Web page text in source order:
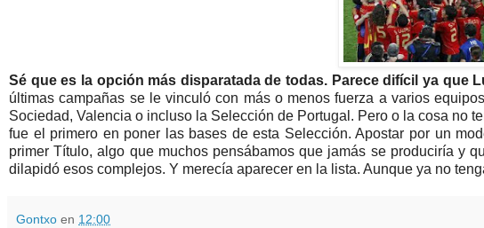
Sé que es la opción más disparatada de todas. Parece difícil ya que
últimas campañas se le vinculó con más o menos fuerza a varios
Sociedad, Valencia o incluso la Selección de Portugal. Pero o la cosa no
fue el primero en poner las bases de esta Selección. Apostar por un
primer Título, algo que muchos pensábamos que jamás se produciría y
dilapidó esos complejos. Y merecía aparecer en la lista. Aunque ya no
Gontxo en 12:00